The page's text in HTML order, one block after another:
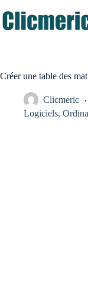
au
contenu
Créer une table des
Clicmeric
Logiciels,